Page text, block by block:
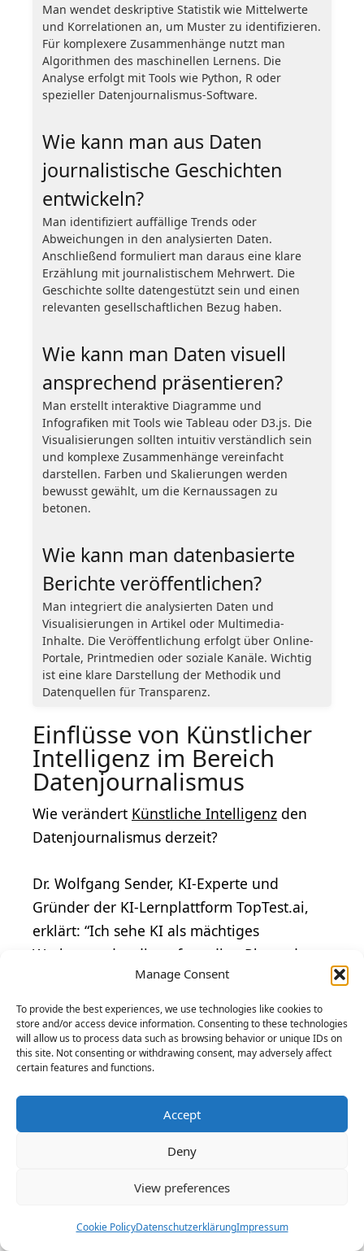
Manage Consent
To provide the best experiences, we use technologies like cookies to
store and/or access device information. Consenting to these technologies
will allow us to process data such as browsing behavior or unique IDs on
this site. Not consenting or withdrawing consent, may adversely affect
certain features and functions.
Accept
Deny
View preferences
Cookie PolicyDatenschutzerklärungImpressum
Man wendet deskriptive Statistik wie Mittelwerte
und Korrelationen an, um Muster zu identifizieren.
Für komplexere Zusammenhänge nutzt man
Algorithmen des maschinellen Lernens. Die
Analyse erfolgt mit Tools wie Python, R oder
spezieller Datenjournalismus-Software.
Wie kann man aus Daten
journalistische Geschichten
entwickeln?
Man identifiziert auffällige Trends oder
Abweichungen in den analysierten Daten.
Anschließend formuliert man daraus eine klare
Erzählung mit journalistischem Mehrwert. Die
Geschichte sollte datengestützt sein und einen
relevanten gesellschaftlichen Bezug haben.
Wie kann man Daten visuell
ansprechend präsentieren?
Man erstellt interaktive Diagramme und
Infografiken mit Tools wie Tableau oder D3.js. Die
Visualisierungen sollten intuitiv verständlich sein
und komplexe Zusammenhänge vereinfacht
darstellen. Farben und Skalierungen werden
bewusst gewählt, um die Kernaussagen zu
betonen.
Wie kann man datenbasierte
Berichte veröffentlichen?
Man integriert die analysierten Daten und
Visualisierungen in Artikel oder Multimedia-
Inhalte. Die Veröffentlichung erfolgt über Online-
Portale, Printmedien oder soziale Kanäle. Wichtig
ist eine klare Darstellung der Methodik und
Datenquellen für Transparenz.
Einflüsse von Künstlicher
Intelligenz im Bereich
Datenjournalismus
Wie verändert Künstliche Intelligenz den
Datenjournalismus derzeit?
Dr. Wolfgang Sender, KI-Experte und
Gründer der KI-Lernplattform TopTest.ai,
erklärt: “Ich sehe KI als mächtiges
Werkzeug, das die aufwendige Phase der
Datenaufbereitung und -analyse erheblich
beschleunigen kann.” Er betont, dass die
Technologie bereits heute in Redaktionen
Einzug hält, weil sie repetitive Aufgaben
wie das Bereinigen großer Datensätze oder
das Identifizieren erster Muster
automatisiert. Dadurch gewinnen
Journalisten wertvolle Zeit für die
kontextuelle Einordnung, welche die
maßgeblich bestimmen.